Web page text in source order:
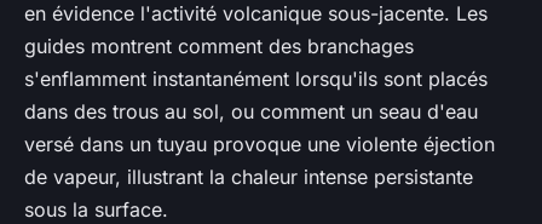
en évidence l'activité volcanique sous-jacente. Les
guides montrent comment des branchages
s'enflamment instantanément lorsqu'ils sont placés
dans des trous au sol, ou comment un seau d'eau
versé dans un tuyau provoque une violente éjection
de vapeur, illustrant la chaleur intense persistante
sous la surface.